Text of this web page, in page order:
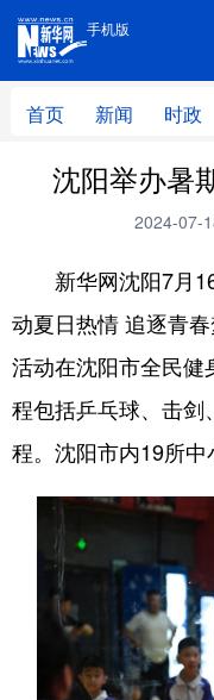
手机版
首页 新闻 时政
手机版
首页 新
财
文化 教
体育 视
地方频道
吉林
浙江 安徽
山东 河
广东 广
沈阳举办暑
2024-07-
新华网沈阳7月16
动夏日热情 追逐青
活动在沈阳市全民
程包括乒乓球、击
程。沈阳市内19所中